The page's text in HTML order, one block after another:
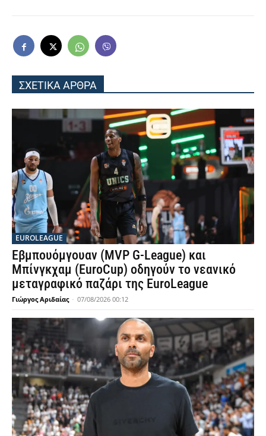
ΣΧΕΤΙΚΑ ΑΡΘΡΑ
EUROLEAGUE
Εβμπουόμγουαν (MVP G-League) και
Μπίνγκχαμ (EuroCup) οδηγούν το νεανικό
μεταγραφικό παζάρι της EuroLeague
Γιώργος Αριδαίας - 07/08/2026 00:12